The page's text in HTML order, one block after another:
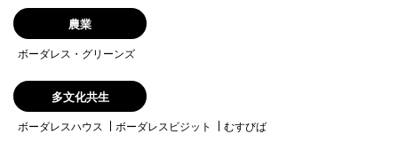
農業
ボーダレス・グリーンズ
多文化共生
ボーダレスハウス ボーダレスビジット むすびば